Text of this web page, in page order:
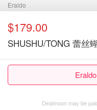
Eraldo
$179.00
SHUSHU/TONG 蕾丝
Dealmoon may be